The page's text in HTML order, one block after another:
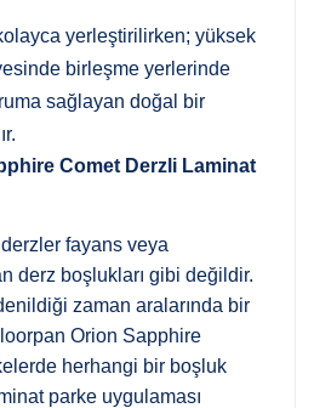
yerleştirilirken; yüksek
birleşme yerlerinde
sağlayan doğal bir
Comet Derzli Laminat
fayans veya
derz boşlukları gibi değildir.
zaman aralarında bir
Orion Sapphire
herhangi bir boşluk
parke uygulaması